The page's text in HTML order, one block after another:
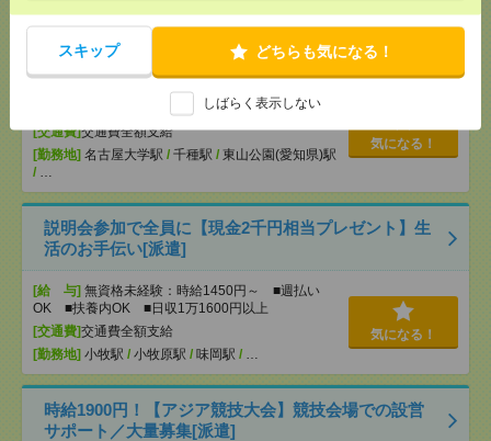
スキップ どちらも気になる！
しばらく表示しない
【オープニング募集】おばあちゃんのお散歩付き添
いも仕事の1つ[派遣]
無資格未経験：時給1450円～ ■週払い
OK ■扶養内OK ■日収1万1600円以上
[交通費]交通費全額支給
[勤務地] 名古屋大学駅 / 千種駅 / 東山公園(愛知県)駅
/ …
気になる！
説明会参加で全員に【現金2千円相当プレゼント】生
活のお手伝い[派遣]
[給 与] 無資格未経験：時給1450円～ ■週払い
OK ■扶養内OK ■日収1万1600円以上
[交通費]交通費全額支給
[勤務地] 小牧駅 / 小牧原駅 / 味岡駅 / …
気になる！
時給1900円！【アジア競技大会】競技会場での設営
サポート／大量募集[派遣]